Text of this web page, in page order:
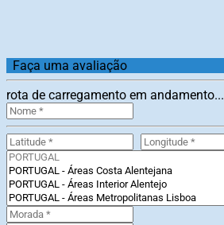
Faça uma avaliação
rota de carregamento em andamento...